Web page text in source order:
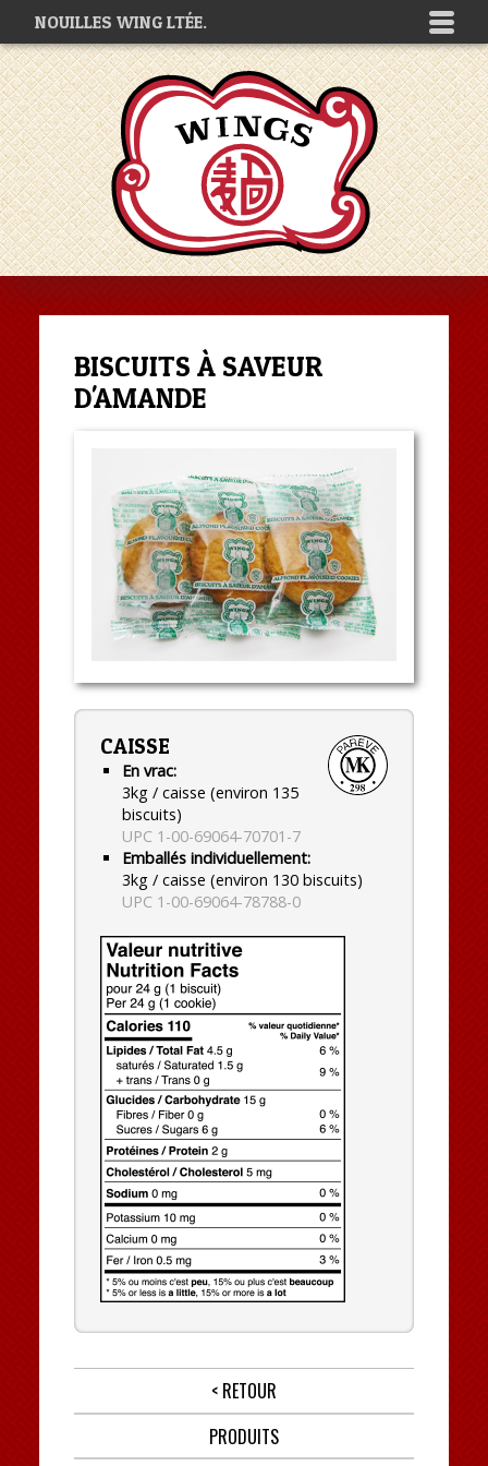
NOUILLES WING LTÉE.
BISCUITS À SAVEUR
D'AMANDE
CAISSE
En vrac:
3kg / caisse (environ 135
biscuits)
UPC 1-00-69064-70701-7
Emballés individuellement:
3kg / caisse (environ 130 biscuits)
UPC 1-00-69064-78788-0
< RETOUR
PRODUITS